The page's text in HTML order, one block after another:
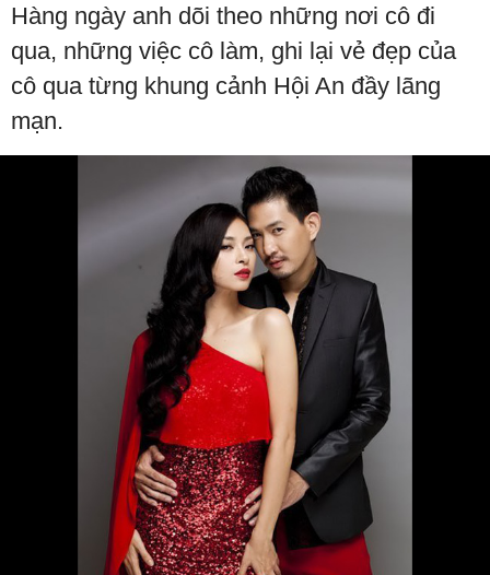
Hàng ngày anh dõi theo những nơi cô đi
qua, những việc cô làm, ghi lại vẻ đẹp của
cô qua từng khung cảnh Hội An đầy lãng
mạn.